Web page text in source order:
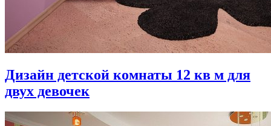
Дизайн детской комнаты 12 кв м для
двух девочек